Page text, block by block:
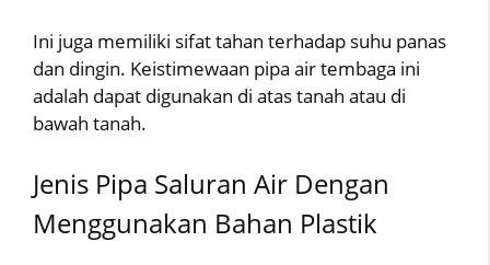
Ini juga memiliki sifat tahan terhadap suhu panas
dan dingin. Keistimewaan pipa air tembaga ini
adalah dapat digunakan di atas tanah atau di
bawah tanah.
Jenis Pipa Saluran Air Dengan
Menggunakan Bahan Plastik